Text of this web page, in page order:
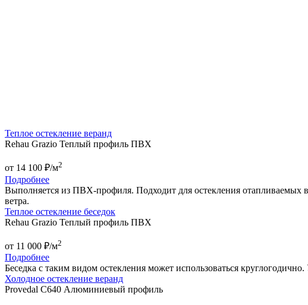
Теплое остекление веранд
Rehau Grazio Теплый профиль ПВХ
от 14 100 ₽/м2
Подробнее
Выполняется из ПВХ-профиля. Подходит для остекления отапливаемых
ветра.
Теплое остекление беседок
Rehau Grazio Теплый профиль ПВХ
от 11 000 ₽/м2
Подробнее
Беседка с таким видом остекления может использоваться
Холодное остекление веранд
Provedal C640 Алюминиевый профиль